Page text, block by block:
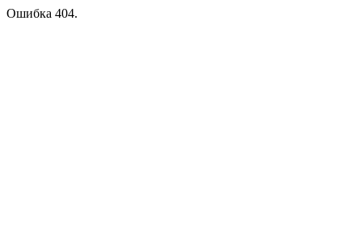
Ошибка 404.